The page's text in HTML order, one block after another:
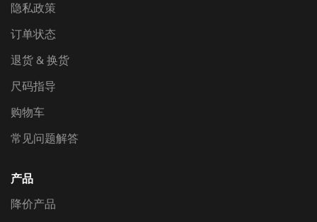
隐私政策
订单状态
退货 & 换货
尺码指导
购物车
常见问题解答
产品
降价产品